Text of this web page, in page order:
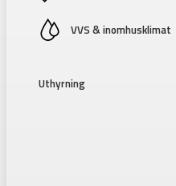
VVS & inomhusklimat
Uthyrning